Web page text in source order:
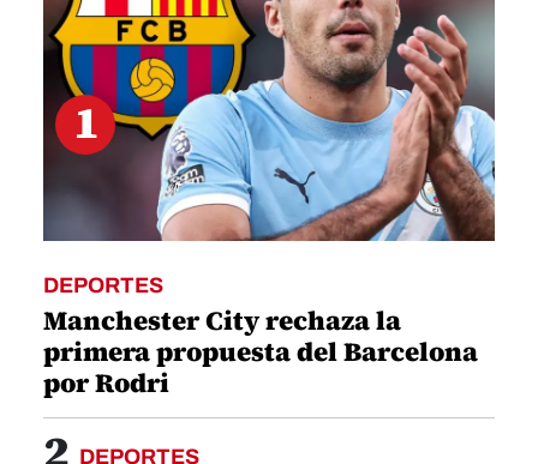
1
DEPORTES
Manchester City rechaza la
primera propuesta del Barcelona
por Rodri
DEPORTES